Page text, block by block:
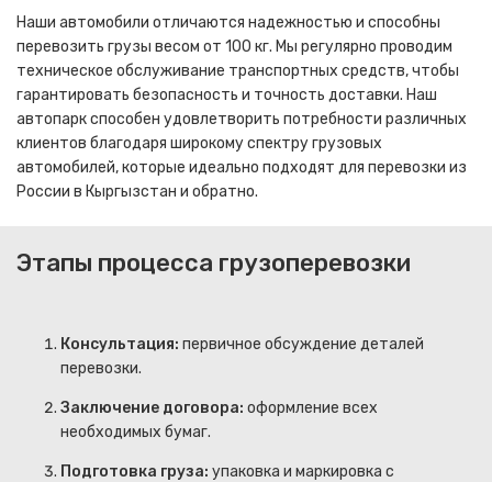
Наши автомобили отличаются надежностью и способны
перевозить грузы весом от 100 кг. Мы регулярно проводим
техническое обслуживание транспортных средств, чтобы
гарантировать безопасность и точность доставки. Наш
автопарк способен удовлетворить потребности различных
клиентов благодаря широкому спектру грузовых
автомобилей, которые идеально подходят для перевозки из
России в Кыргызстан и обратно.
Этапы процесса грузоперевозки
Консультация: первичное обсуждение деталей
перевозки.
Заключение договора: оформление всех
необходимых бумаг.
Подготовка груза: упаковка и маркировка с